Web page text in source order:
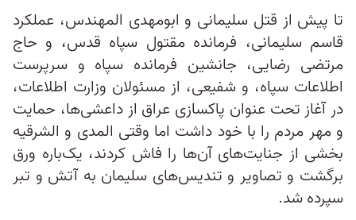
تا پیش از قتل سلیمانی و ابومهدی المهندس، عملکرد
قاسم سلیمانی، فرمانده مقتول سپاه قدس، و حاج
مرتضی رضایی، جانشین فرمانده سپاه و سرپرست
اطلاعات سپاه، و شفیعی، از مسئولان وزارت اطلاعات،
در آغاز تحت عنوان پاکسازی عراق از داعشی‌ها، حمایت
و مهر مردم را با خود داشت اما وقتی المدی و الشرقیه
بخشی از جنایت‌های آن‌ها را فاش کردند، یک‌باره ورق
برگشت و تصاویر و تندیس‌های سلیمان به آتش و تبر
سپرده شد.